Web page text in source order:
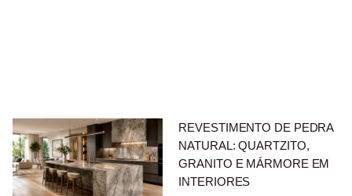
REVESTIMENTO DE PEDRA
NATURAL: QUARTZITO,
GRANITO E MÁRMORE EM
INTERIORES